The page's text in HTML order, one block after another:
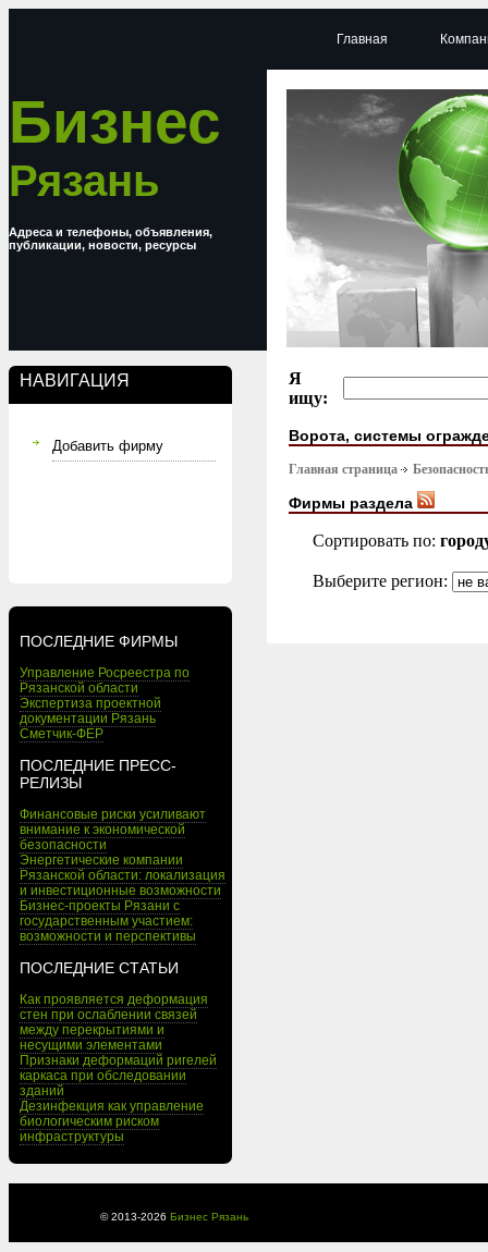
Бизнес
Рязань
Адреса и телефоны, объявления,
публикации, новости, ресурсы
НАВИГАЦИЯ
Добавить фирму
ПОСЛЕДНИЕ ФИРМЫ
Управление Росреестра по
Рязанской области
Экспертиза проектной
документации Рязань
Сметчик-ФЕР
ПОСЛЕДНИЕ ПРЕСС-
РЕЛИЗЫ
Финансовые риски усиливают
внимание к экономической
безопасности
Энергетические компании
Рязанской области: локализация
и инвестиционные возможности
Бизнес-проекты Рязани с
государственным участием:
возможности и перспективы
ПОСЛЕДНИЕ СТАТЬИ
Как проявляется деформация
стен при ослаблении связей
между перекрытиями и
несущими элементами
Признаки деформаций ригелей
каркаса при обследовании
зданий
Дезинфекция как управление
биологическим риском
инфраструктуры
Главная
Я
ищу:
Ворота, системы
Главная страница
Фирмы раздела
Сортировать по:
Выберите регион:
© 2013-2026 Бизнес Рязань